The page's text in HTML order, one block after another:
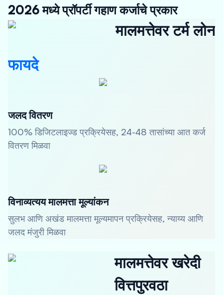
2026 मध्ये प्रॉपर्टी गहाण कर्जाचे प्रकार
मालमत्तेवर टर्म लोन
फायदे
जलद वितरण
100% डिजिटलाइज्ड प्रक्रियेसह, 24-48 तासांच्या आत कर्ज
वितरण मिळवा
विनाव्यत्यय मालमत्ता मूल्यांकन
सुलभ आणि अखंड मालमत्ता मूल्यमापन प्रक्रियेसह, न्याय्य आणि
जलद मंजुरी मिळवा
मालमत्तेवर खरेदी
वित्तपुरवठा